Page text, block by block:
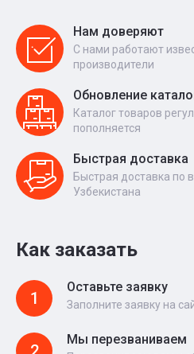
Нам доверяют
С нами работают
производители
Обновление
Каталог товаров
пополняется
Быстрая доставка
Быстрая доставка по
Узбекистана
Как заказать
1
Оставьте заявку
Заполните заявку на
Мы перезваниваем